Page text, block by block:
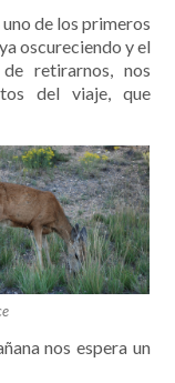
de los primeros
oscureciendo y el
retirarnos, nos
del viaje, que
nos espera un